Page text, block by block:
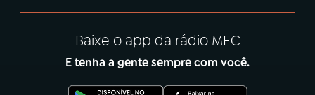
Baixe o app da rádio MEC
E tenha a gente sempre com você.